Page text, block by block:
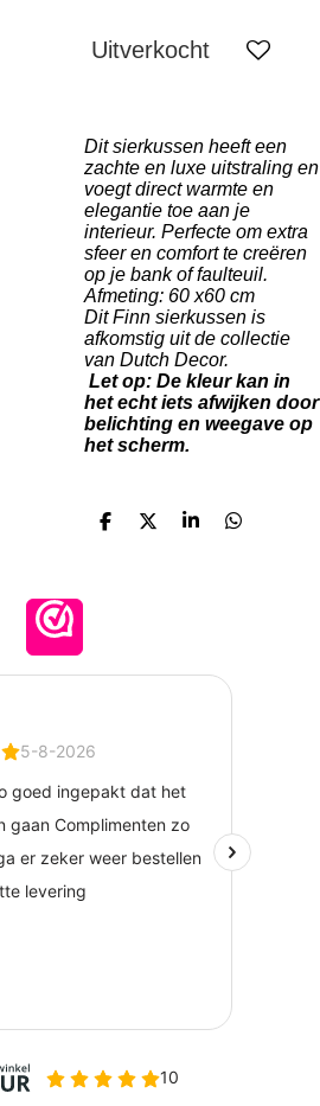
Uitverkocht
Dit sierkussen heeft een
zachte en luxe uitstraling en
voegt direct warmte en
elegantie toe aan je
interieur. Perfecte om extra
sfeer en comfort te creëren
op je bank of faulteuil.
Afmeting: 60 x60 cm
Dit Finn sierkussen is
afkomstig uit de collectie
van Dutch Decor.
Let op: De kleur kan in
het echt iets afwijken door
belichting en weegave op
het scherm.
D
D
S
D